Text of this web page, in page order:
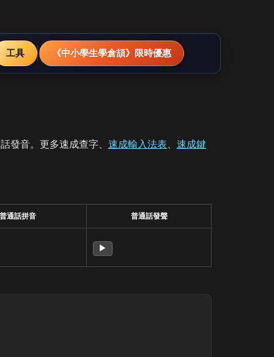
工具 《中小學生學倉頡》限時優惠
發音。更多速成查字、 速成輸入法表、 速成鍵
通話拼音 普通話發聲
▶